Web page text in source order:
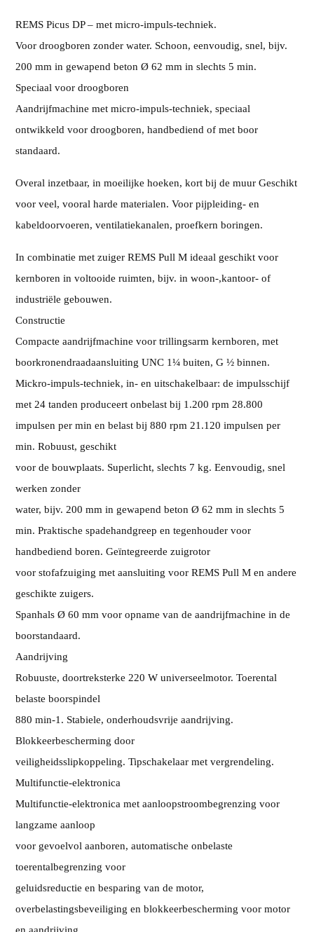
REMS Picus DP – met micro-impuls-techniek.
Voor droogboren zonder water. Schoon, eenvoudig, snel, bijv.
200 mm in gewapend beton Ø 62 mm in slechts 5 min.
Speciaal voor droogboren
Aandrijfmachine met micro-impuls-techniek, speciaal
ontwikkeld voor droogboren, handbediend of met boor
standaard.
Overal inzetbaar, in moeilijke hoeken, kort bij de muur Geschikt
voor veel, vooral harde materialen. Voor pijpleiding- en
kabeldoorvoeren, ventilatiekanalen, proefkern boringen.
In combinatie met zuiger REMS Pull M ideaal geschikt voor
kernboren in voltooide ruimten, bijv. in woon-,kantoor- of
industriële gebouwen.
Constructie
Compacte aandrijfmachine voor trillingsarm kernboren, met
boorkronendraadaansluiting UNC 1¼ buiten, G ½ binnen.
Mickro-impuls-techniek, in- en uitschakelbaar: de impulsschijf
met 24 tanden produceert onbelast bij 1.200 rpm 28.800
impulsen per min en belast bij 880 rpm 21.120 impulsen per
min. Robuust, geschikt
voor de bouwplaats. Superlicht, slechts 7 kg. Eenvoudig, snel
werken zonder
water, bijv. 200 mm in gewapend beton Ø 62 mm in slechts 5
min. Praktische spadehandgreep en tegenhouder voor
handbediend boren. Geïntegreerde zuigrotor
voor stofafzuiging met aansluiting voor REMS Pull M en andere
geschikte zuigers.
Spanhals Ø 60 mm voor opname van de aandrijfmachine in de
boorstandaard.
Aandrijving
Robuuste, doortreksterke 220 W universeelmotor. Toerental
belaste boorspindel
880 min-1. Stabiele, onderhoudsvrije aandrijving.
Blokkeerbescherming door
veiligheidsslipkoppeling. Tipschakelaar met vergrendeling.
Multifunctie-elektronica
Multifunctie-elektronica met aanloopstroombegrenzing voor
langzame aanloop
voor gevoelvol aanboren, automatische onbelaste
toerentalbegrenzing voor
geluidsreductie en besparing van de motor,
overbelastingsbeveiliging en blokkeerbescherming voor motor